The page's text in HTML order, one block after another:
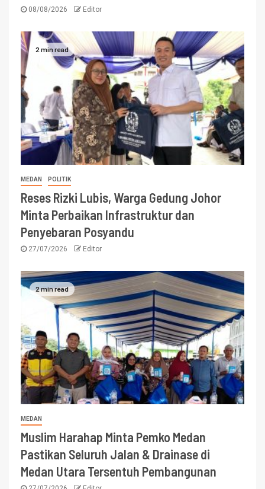
08/08/2026 Editor
2 min read
MEDAN POLITIK
Reses Rizki Lubis, Warga Gedung Johor
Minta Perbaikan Infrastruktur dan
Penyebaran Posyandu
27/07/2026 Editor
2 min read
MEDAN
Muslim Harahap Minta Pemko Medan
Pastikan Seluruh Jalan & Drainase di
Medan Utara Tersentuh Pembangunan